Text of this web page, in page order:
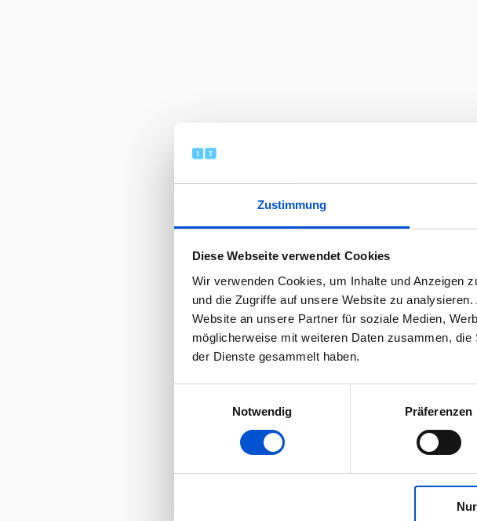
Zustimmung
Diese Webseite verwendet Cookies
Wir verwenden Cookies, um Inhalte und Anzeigen
und die Zugriffe auf unsere Website zu
Website an unsere Partner für soziale Medien,
möglicherweise mit weiteren Daten zusammen,
der Dienste gesammelt haben.
Notwendig
Präferenzen